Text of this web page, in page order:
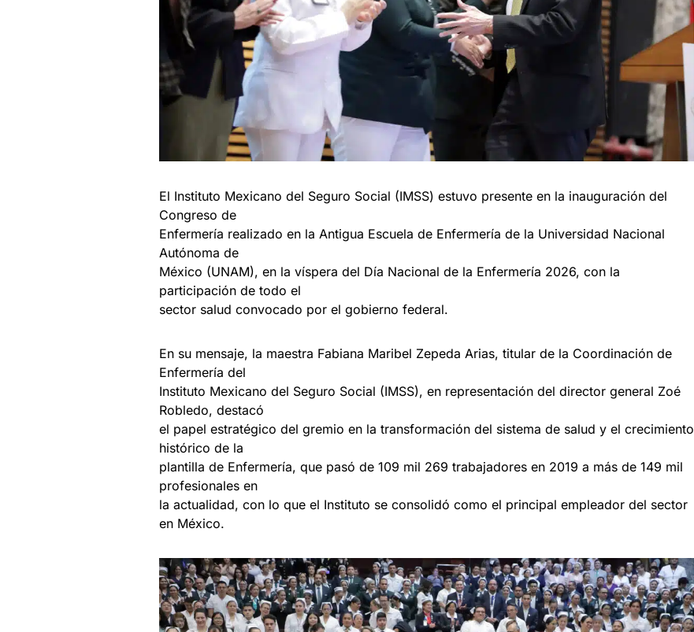
El Instituto Mexicano del Seguro Social (IMSS) estuvo presente en la inauguración del
Congreso de
Enfermería realizado en la Antigua Escuela de Enfermería de la Universidad Nacional
Autónoma de
México (UNAM), en la víspera del Día Nacional de la Enfermería 2026, con la
participación de todo el
sector salud convocado por el gobierno federal.
En su mensaje, la maestra Fabiana Maribel Zepeda Arias, titular de la Coordinación de
Enfermería del
Instituto Mexicano del Seguro Social (IMSS), en representación del director general Zoé
Robledo, destacó
el papel estratégico del gremio en la transformación del sistema de salud y el crecimiento
histórico de la
plantilla de Enfermería, que pasó de 109 mil 269 trabajadores en 2019 a más de 149 mil
profesionales en
la actualidad, con lo que el Instituto se consolidó como el principal empleador del sector
en México.